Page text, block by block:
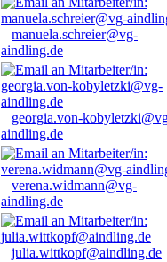
manuela.schreier@vg-
aindling.de
georgia.von-
aindling.de
verena.widmann@vg-
aindling.de
julia.wittkopf@aindling.de